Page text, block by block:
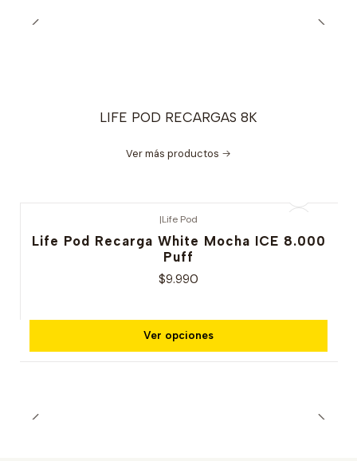
LIFE POD RECARGAS 8K
Ver más productos
|Life Pod
Life Pod Recarga White Mocha ICE 8.000
Puff
$9.990
Ver opciones